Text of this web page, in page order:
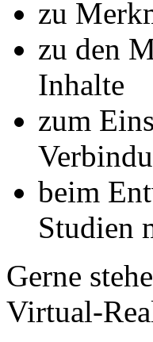
zu
zu den
Inhalte
zum
beim
Studien
Gerne
Virtual-